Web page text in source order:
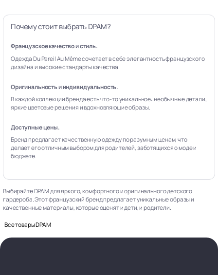
Почему стоит выбрать DPAM?
Французское качество и стиль.
Одежда Du Pareil Au Même сочетает в себе элегантность французского
дизайна и высокие стандарты качества.
Оригинальность и индивидуальность.
В каждой коллекции бренда есть что-то уникальное: необычные детали,
яркие цветовые решения и вдохновляющие образы.
Доступные цены.
Бренд предлагает качественную одежду по разумным ценам, что
делает его отличным выбором для родителей, заботящихся о моде и
бюджете.
Выбирайте DPAM для яркого, комфортного и оригинального детского
гардероба. Этот французский бренд предлагает уникальные образы и
качественные материалы, которые оценят и дети, и родители.
Все товары DPAM